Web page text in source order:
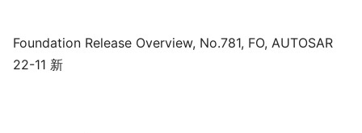
Foundation Release Overview, No.781, FO, AUTOSAR
22-11 新